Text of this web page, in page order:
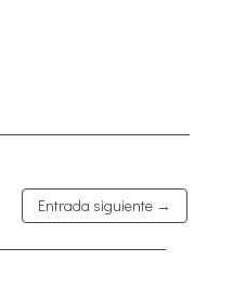
Entrada siguiente →